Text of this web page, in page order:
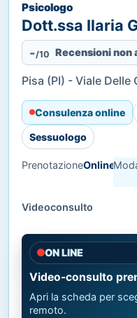
Psicologo
Dott.ssa Ilaria
-/10 Recensioni non
Pisa (PI) - Viale Delle
Consulenza online
Sessuologo
PrenotazioneOnline
Videoconsulto
ON LINE
Video-consulto
Apri la scheda per
remoto.